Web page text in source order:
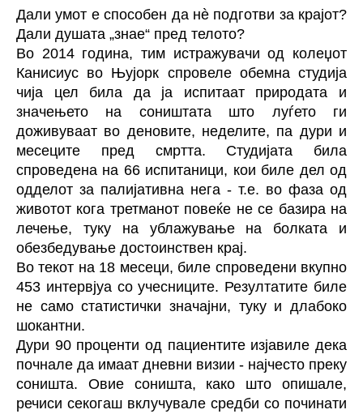
Дали умот е способен да нè подготви за крајот?
Дали душата „знае“ пред телото?
Во 2014 година, тим истражувачи од колеџот
Канисиус во Њујорк спровеле обемна студија
чија цел била да ја испитаат природата и
значењето на соништата што луѓето ги
доживуваат во деновите, неделите, па дури и
месеците пред смртта. Студијата била
спроведена на 66 испитаници, кои биле дел од
одделот за палијативна нега - т.е. во фаза од
животот кога третманот повеќе не се базира на
лечење, туку на ублажување на болката и
обезбедување достоинствен крај.
Во текот на 18 месеци, биле спроведени вкупно
453 интервјуа со учесниците. Резултатите биле
не само статистички значајни, туку и длабоко
шокантни.
Дури 90 проценти од пациентите изјавиле дека
почнале да имаат дневни визии - најчесто преку
соништа. Овие соништа, како што опишале,
речиси секогаш вклучувале средби со починати